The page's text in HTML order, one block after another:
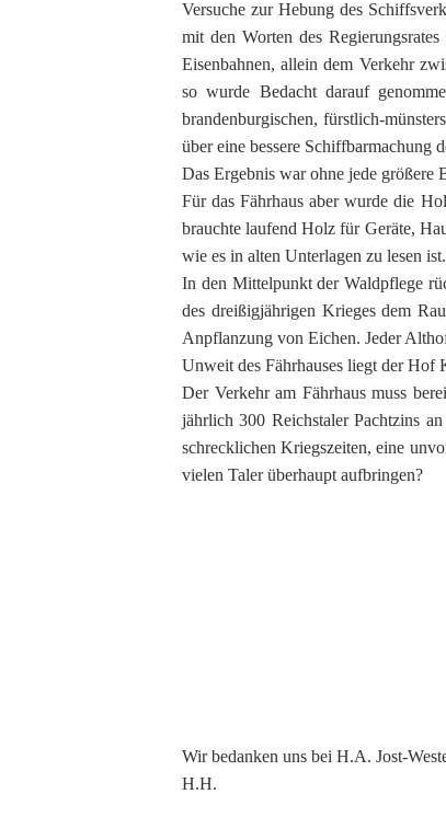
Versuche zur Hebung des
mit den Worten des
Eisenbahnen, allein dem Verkehr
so wurde Bedacht darauf
brandenburgischen, fürstlich-
über eine bessere Schiffbarmachung
Das Ergebnis war ohne jede größere
Für das Fährhaus aber wurde die
brauchte laufend Holz für Geräte,
wie es in alten Unterlagen zu lesen ist.
In den Mittelpunkt der Waldpflege
des dreißigjährigen Krieges dem
Anpflanzung von Eichen. Jeder
Unweit des Fährhauses liegt der Hof
Der Verkehr am Fährhaus muss
jährlich 300 Reichstaler Pachtzins
schrecklichen Kriegszeiten, eine
vielen Taler überhaupt aufbringen?
Wir bedanken uns bei H.A. Jost-
H.H.